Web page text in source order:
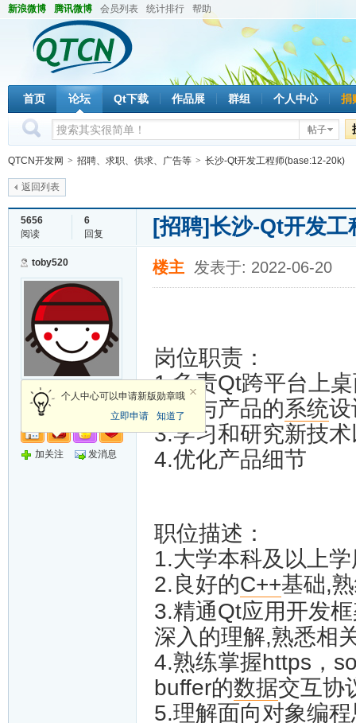
新浪微博 腾讯微博 会员列表 统计排行 帮助
首页 论坛 Qt下载 作品展 群组 个人中心 捐
帖子
QTCN开发网 > 招聘、求职、供求、广告等 > 长沙-Qt开发工程师(base:12-20k)
返回列表
5656
阅读
6
回复
[招聘]长沙-Qt开发
toby520
论坛版主
个人中心可以申请新版勋章哦
立即申请
知道了
加关注 发消息
楼主 发表于: 2022-06-20
岗位职责：
1.负责Qt跨平台上
2.参与产品的系统
3.学习和研究新技
4.优化产品细节
职位描述：
1.大学本科及以上
2.良好的C++基础,
3.精通Qt应用开发
深入的理解,熟悉相
4.熟练掌握https ，
buffer的数据交互协
5.理解面向对象编